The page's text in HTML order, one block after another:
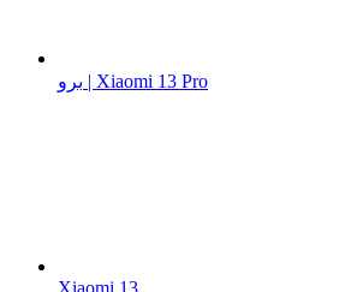
برو | Xiaomi 13 Pro